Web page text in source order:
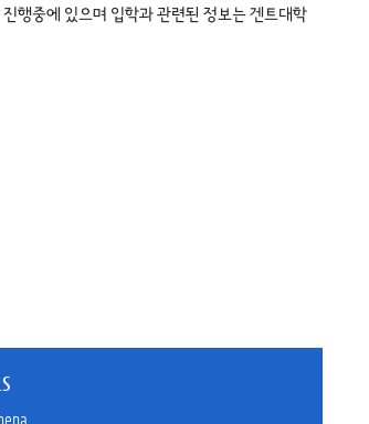
행중에 있으며 입학과 관련된 정보는 겐트대학